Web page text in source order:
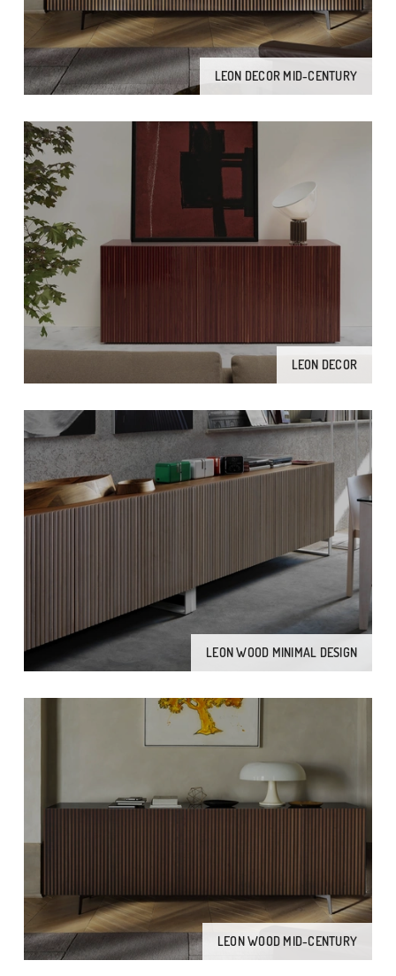
LEON DECOR MID-CENTURY
LEON DECOR
LEON WOOD MINIMAL DESIGN
LEON WOOD MID-CENTURY